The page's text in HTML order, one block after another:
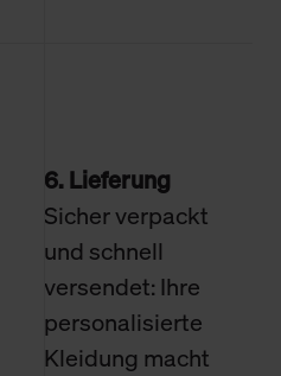
6. Lieferung
Sicher verpackt
und schnell
versendet: Ihre
personalisierte
Kleidung macht